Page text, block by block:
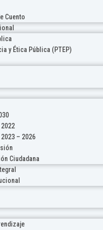
Cuento
y Ética Pública (PTEP)
– 2026
Ciudadana